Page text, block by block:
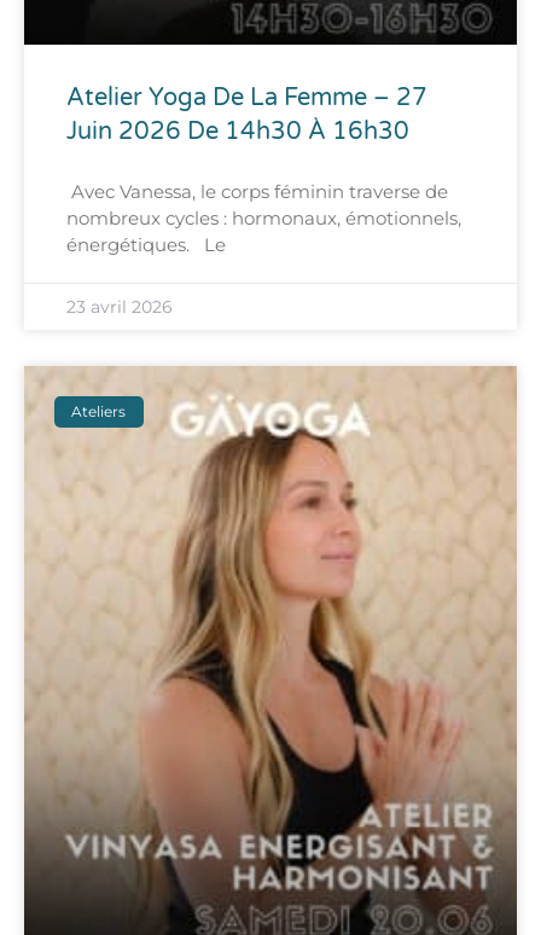
Atelier Yoga De La Femme – 27
Juin 2026 De 14h30 À 16h30
Avec Vanessa, le corps féminin traverse de
nombreux cycles : hormonaux, émotionnels,
énergétiques. Le
23 avril 2026
Ateliers